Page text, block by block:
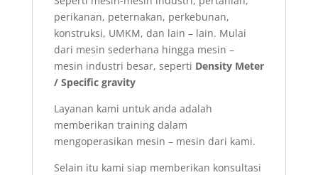
perikanan, peternakan, perkebunan,
konstruksi, UMKM, dan lain – lain. Mulai
dari mesin sederhana hingga mesin –
mesin industri besar, seperti Density Meter
/ Specific gravity
Layanan kami untuk anda adalah
memberikan training dalam
mengoperasikan mesin – mesin dari kami.
Selain itu kami siap memberikan konsultasi